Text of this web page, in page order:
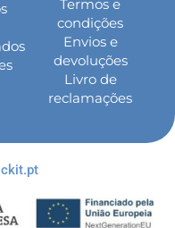
Termos e
condições
Envios e
devoluções
Livro de
reclamações